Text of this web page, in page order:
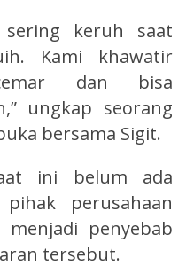
sering keruh saat
Kami khawatir
dan bisa
ungkap seorang
bersama Sigit.
ini belum ada
perusahaan
penyebab
tersebut.